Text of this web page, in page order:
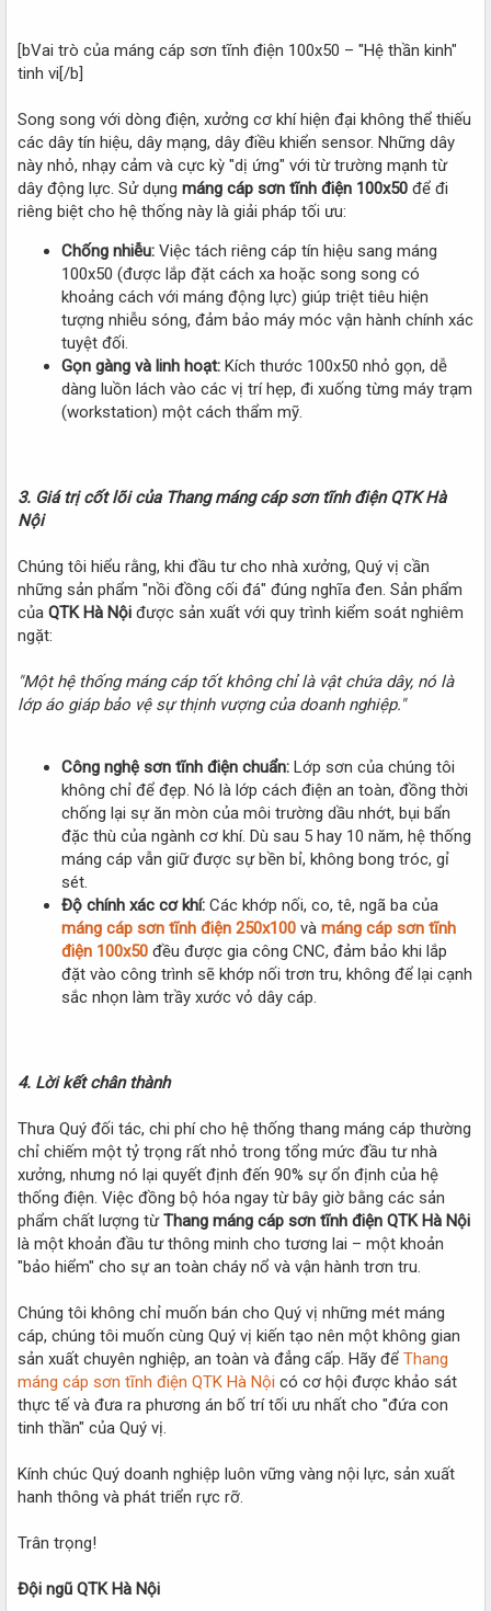
[bVai trò của máng cáp sơn tĩnh điện 100x50 – "Hệ thần kinh"
tinh vi[/b]
Song song với dòng điện, xưởng cơ khí hiện đại không thể thiếu
các dây tín hiệu, dây mạng, dây điều khiển sensor. Những dây
này nhỏ, nhạy cảm và cực kỳ "dị ứng" với từ trường mạnh từ
dây động lực. Sử dụng máng cáp sơn tĩnh điện 100x50 để đi
riêng biệt cho hệ thống này là giải pháp tối ưu:
Chống nhiễu: Việc tách riêng cáp tín hiệu sang máng
100x50 (được lắp đặt cách xa hoặc song song có
khoảng cách với máng động lực) giúp triệt tiêu hiện
tượng nhiễu sóng, đảm bảo máy móc vận hành chính xác
tuyệt đối.
Gọn gàng và linh hoạt: Kích thước 100x50 nhỏ gọn, dễ
dàng luồn lách vào các vị trí hẹp, đi xuống từng máy trạm
(workstation) một cách thẩm mỹ.
3. Giá trị cốt lõi của Thang máng cáp sơn tĩnh điện QTK Hà
Nội
Chúng tôi hiểu rằng, khi đầu tư cho nhà xưởng, Quý vị cần
những sản phẩm "nồi đồng cối đá" đúng nghĩa đen. Sản phẩm
của QTK Hà Nội được sản xuất với quy trình kiểm soát nghiêm
ngặt:
"Một hệ thống máng cáp tốt không chỉ là vật chứa dây, nó là
lớp áo giáp bảo vệ sự thịnh vượng của doanh nghiệp."
Công nghệ sơn tĩnh điện chuẩn: Lớp sơn của chúng tôi
không chỉ để đẹp. Nó là lớp cách điện an toàn, đồng thời
chống lại sự ăn mòn của môi trường dầu nhớt, bụi bẩn
đặc thù của ngành cơ khí. Dù sau 5 hay 10 năm, hệ thống
máng cáp vẫn giữ được sự bền bỉ, không bong tróc, gỉ
sét.
Độ chính xác cơ khí: Các khớp nối, co, tê, ngã ba của
máng cáp sơn tĩnh điện 250x100 và máng cáp sơn tĩnh
điện 100x50 đều được gia công CNC, đảm bảo khi lắp
đặt vào công trình sẽ khớp nối trơn tru, không để lại cạnh
sắc nhọn làm trầy xước vỏ dây cáp.
4. Lời kết chân thành
Thưa Quý đối tác, chi phí cho hệ thống thang máng cáp thường
chỉ chiếm một tỷ trọng rất nhỏ trong tổng mức đầu tư nhà
xưởng, nhưng nó lại quyết định đến 90% sự ổn định của hệ
thống điện. Việc đồng bộ hóa ngay từ bây giờ bằng các sản
phẩm chất lượng từThang máng cáp sơn tĩnh điện QTK Hà Nội
là một khoản đầu tư thông minh cho tương lai – một khoản
"bảo hiểm" cho sự an toàn cháy nổ và vận hành trơn tru.
Chúng tôi không chỉ muốn bán cho Quý vị những mét máng
cáp, chúng tôi muốn cùng Quý vị kiến tạo nên một không gian
sản xuất chuyên nghiệp, an toàn và đẳng cấp. Hãy để Thang
máng cáp sơn tĩnh điện QTK Hà Nội có cơ hội được khảo sát
thực tế và đưa ra phương án bố trí tối ưu nhất cho "đứa con
tinh thần" của Quý vị.
Kính chúc Quý doanh nghiệp luôn vững vàng nội lực, sản xuất
hanh thông và phát triển rực rỡ.
Trân trọng!
Đội ngũ QTK Hà Nội